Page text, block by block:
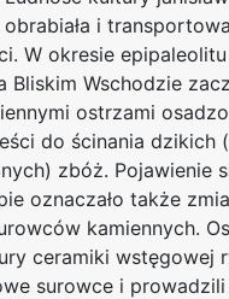
i
W okresie
Bliskim Wschodzie
ostrzami
do ścinania dzikich
zbóż. Pojawienie
oznaczało także
kamiennych.
ceramiki wstęgowej
surowce i prowadzili